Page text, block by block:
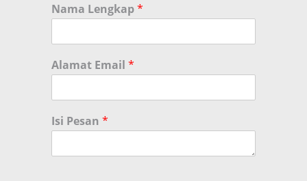
Nama Lengkap*
Alamat Email *
Isi Pesan *